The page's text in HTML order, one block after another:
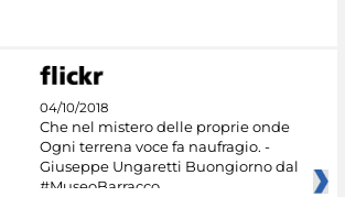
04/10/2018
Che nel mistero delle proprie onde
Ogni terrena voce fa naufragio. -
Giuseppe Ungaretti Buongiorno dal
#MuseoBarracco